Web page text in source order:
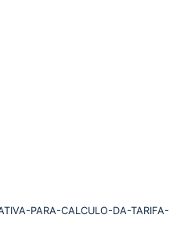
PARA-CALCULO-DA-TARIFA-